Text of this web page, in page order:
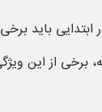
باید
برخی از این